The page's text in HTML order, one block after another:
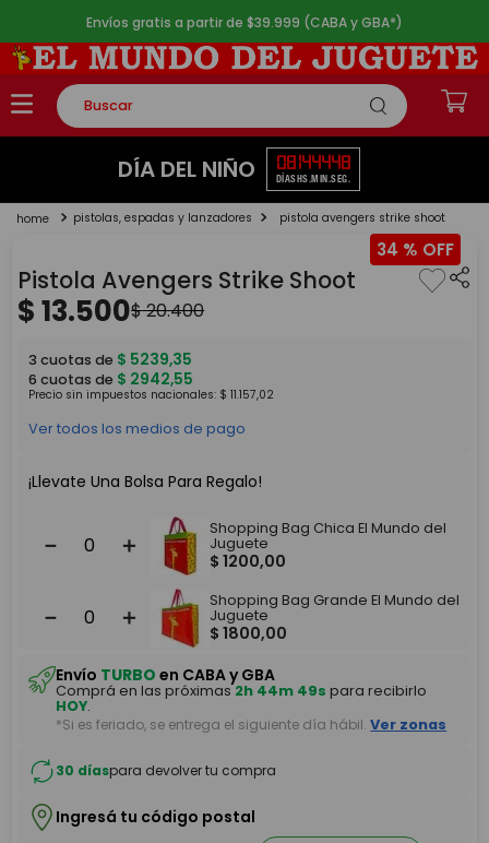
Envíos gratis a partir de $39.999 (CABA y GBA*)
Buscar
TÉRMINOS MÁS BUSCADOS
2.
lego
4.
monopatin
DÍA DEL NIÑO 08
DÍAS
14
HS.
44
MIN.
48
SEG.
pistolas, espadas y lanzadores pistola avengers strike shoot
34 %
Pistola Avengers Strike Shoot
$13.500$20.400
3 cuotas de $ 5239,35
6 cuotas de $ 2942,55
Precio sin impuestos nacionales: $ 11.157,02
Ver todos los medios de pago
¡Llevate Una Bolsa Para Regalo!
＋
－
Shopping Bag Chica El Mundo del
Juguete
$ 1200,00
＋
－
Shopping Bag Grande El Mundo del
Juguete
$ 1800,00
Envío TURBO en CABA y GBA
Comprá en las próximas2h 44m 49s para recibirlo
HOY.
*Si es feriado, se entrega el siguiente día hábil. Ver zonas
30 díaspara devolver tu compra
Ingresá tu código postal